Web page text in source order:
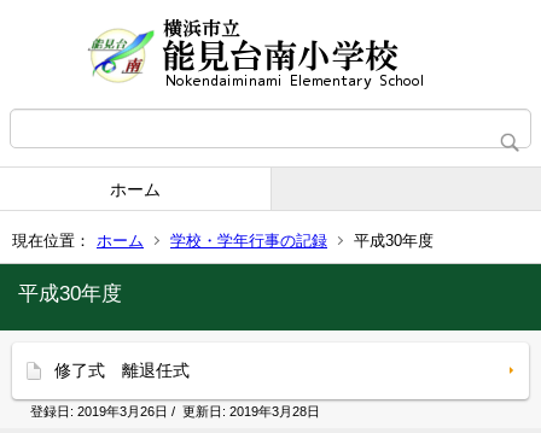
ホーム
現在位置： ホーム 学校・学年行事の記録 平成30年度
平成30年度
修了式 離退任式
登録日: 2019年3月26日 / 更新日: 2019年3月28日